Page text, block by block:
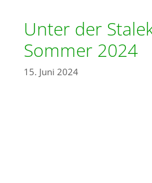
Unter der
Sommer 2024
15. Juni 2024